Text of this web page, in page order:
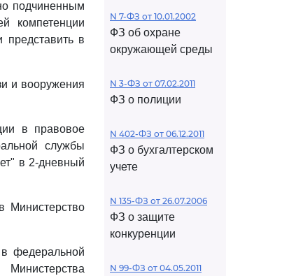
подчиненным
компетенции
представить в
и вооружения
в правовое
службы
в 2-дневный
Министерство
федеральной
Министерства
N 7-ФЗ от 10.01.2002
ФЗ об охране
окружающей среды
N 3-ФЗ от 07.02.2011
ФЗ о полиции
N 402-ФЗ от 06.12.2011
ФЗ о бухгалтерском
учете
N 135-ФЗ от 26.07.2006
ФЗ о защите
конкуренции
N 99-ФЗ от 04.05.2011